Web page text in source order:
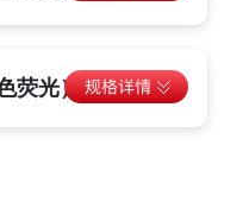
荧光）